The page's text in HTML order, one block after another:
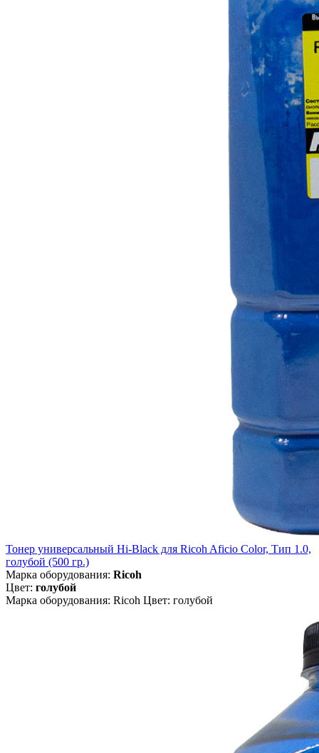
Тонер универсальный Hi-Black для Ricoh Aficio Color, Тип 1.0,
голубой (500 гр.)
Марка оборудования: Ricoh
Цвет: голубой
Марка оборудования: Ricoh Цвет: голубой